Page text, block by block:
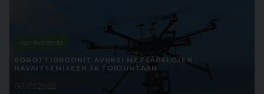
Ajankohtaista
ROBOTTIDROONIT AVUKSI METSÄPALOJEN
HAVAITSEMISEEN JA TORJUNTAAN
08.03.2022